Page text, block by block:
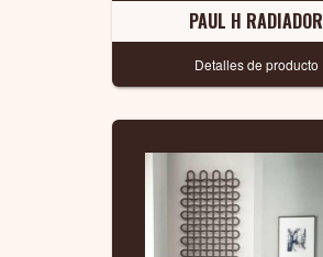
PAUL H RADIADOR
Detalles de producto